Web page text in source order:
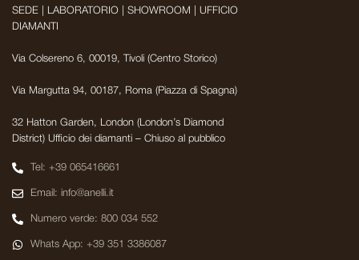
SEDE | LABORATORIO | SHOWROOM | UFFICIO
DIAMANTI
Via Colsereno 6, 00019, Tivoli (Centro Storico)
Via Margutta 94, 00187, Roma (Piazza di Spagna)
32 Hatton Garden, London (London’s Diamond
District) Ufficio dei diamanti – Chiuso al pubblico
Tel: +39 065416661
Email: info@anelli.it
Numero verde: 800 034 552
Whats App: +39 351 3386087